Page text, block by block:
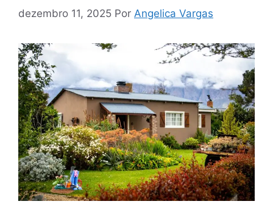
dezembro 11, 2025 Por Angelica Vargas